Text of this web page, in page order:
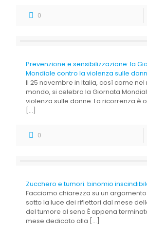
0
Prevenzione e sensibilizzazione: la
Mondiale contro la violenza sulle
Il 25 novembre in Italia, così come nel
mondo, si celebra la Giornata
violenza sulle donne. La ricorrenza è
[…]
0
Zucchero e tumori: binomio
Facciamo chiarezza su un
sotto la luce dei riflettori dal mese
del tumore al seno È appena
mese dedicato alla […]